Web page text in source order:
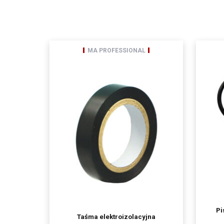
MA PROFESSIONAL
Taśma elektroizolacyjna
administratorem
wyłącznie
spółki należące
Pani/Pana dane
Posiada Pan/i
przenoszenia
przetwarzania,
ma Pani/Pan prawo
Pani/Pana dane
podanie danych